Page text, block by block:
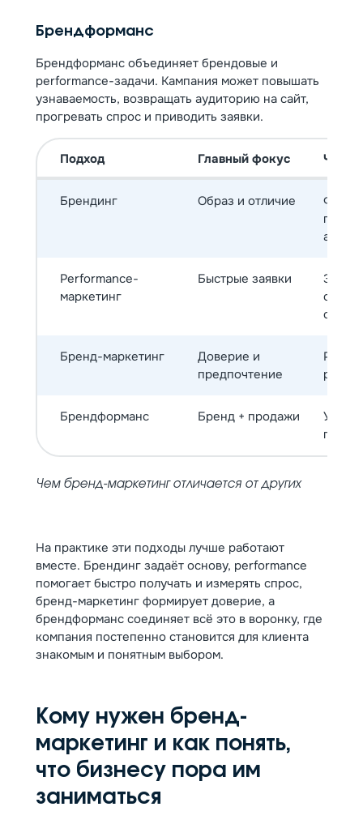
Брендформанс
Брендформанс объединяет брендовые и
performance-задачи. Кампания может повышать
узнаваемость, возвращать аудиторию на сайт,
прогревать спрос и приводить заявки.
Подход Главный фокус Что
Брендинг Образ и отличие
Performance-
маркетинг
Быстрые заявки
Бренд-маркетинг
Доверие и
предпочтение
Брендформанс Бренд + продажи
Чем бренд-маркетинг отличается от других
На практике эти подходы лучше работают
вместе. Брендинг задаёт основу, performance
помогает быстро получать и измерять спрос,
бренд-маркетинг формирует доверие, а
брендформанс соединяет всё это в воронку, где
компания постепенно становится для клиента
знакомым и понятным выбором.
Кому нужен бренд-
маркетинг и как понять,
что бизнесу пора им
заниматься